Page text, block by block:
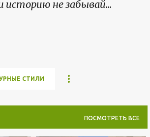
историю не забывай...
СТИЛИ
ПОСМОТРЕТЬ ВСЕ